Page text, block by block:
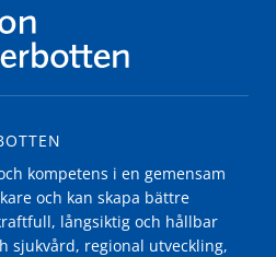
kompetens i en gemensam
och kan skapa bättre
långsiktig och hållbar
sjukvård, regional utveckling,